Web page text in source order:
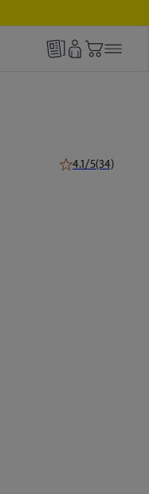
4.1/5(34)